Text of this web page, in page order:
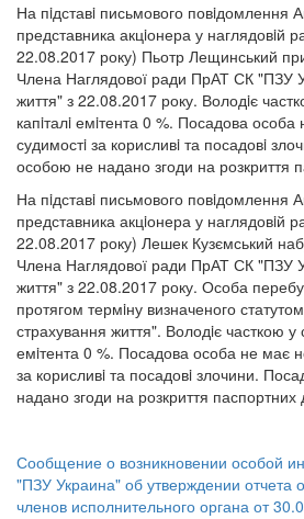
На пiдставi письмового повiдомлення
представника акцiонера у наглядовiй
22.08.2017 року) Пьотр Лещинський
Члена Наглядової ради ПрАТ СК "ПЗУ
життя" з 22.08.2017 року. Володiє
капiталi емiтента 0 %. Посадова особа
судимостi за корисливi та посадовi
особою не надано згоди на розкриття
На пiдставi письмового повiдомлення
представника акцiонера у наглядовiй
22.08.2017 року) Лешек Кузємський
Члена Наглядової ради ПрАТ СК "ПЗУ
життя" з 22.08.2017 року. Особа
протягом термiну визначеного
страхування життя". Володiє часткою у
емiтента 0 %. Посадова особа не має
за корисливi та посадовi злочини.
надано згоди на розкриття паспортних
Сообщение о возникновении особой
"ПЗУ Украина" об утверждении отчета
членов исполнительного органа от